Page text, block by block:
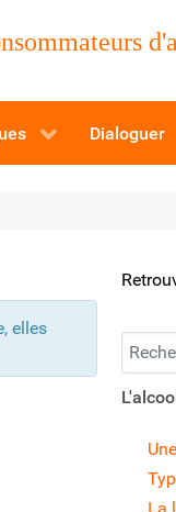
Dialoguer
elles